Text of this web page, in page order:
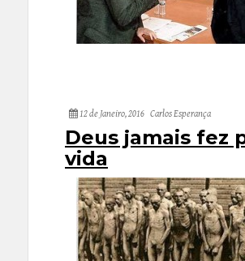
12 de Janeiro, 2016 Carlos Esperança
Deus jamais fez
vida